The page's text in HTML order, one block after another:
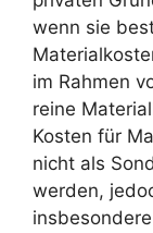
wenn sie
im Rahmen
reine
Kosten für
nicht als
werden,